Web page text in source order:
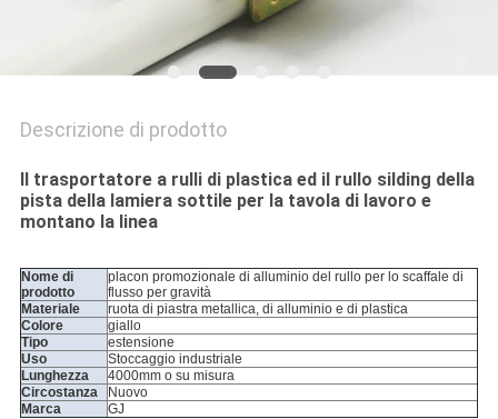
Descrizione di prodotto
Il trasportatore a rulli di plastica ed il rullo silding della
pista della lamiera sottile per la tavola di lavoro e
montano la linea
Nome di
prodotto
placon promozionale di alluminio del rullo per lo scaffale di
flusso per gravità
Materiale
ruota di piastra metallica, di alluminio e di plastica
Colore
giallo
Tipo
estensione
Uso
Stoccaggio industriale
Lunghezza
4000mm o su misura
Circostanza
Nuovo
Marca
GJ